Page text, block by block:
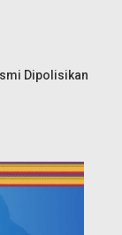
Dipolisikan